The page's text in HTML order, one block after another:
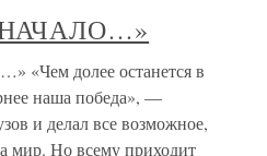
долее останется в
наша победа», —
и делал все возможное,
мир. Но всему приходит